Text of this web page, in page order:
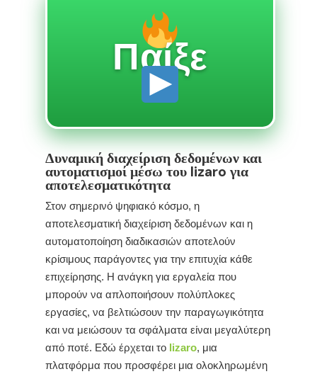
Παίξε
Δυναμική διαχείριση δεδομένων και
αυτοματισμοί μέσω του lizaro για
αποτελεσματικότητα
Στον σημερινό ψηφιακό κόσμο, η
αποτελεσματική διαχείριση δεδομένων και η
αυτοματοποίηση διαδικασιών αποτελούν
κρίσιμους παράγοντες για την επιτυχία κάθε
επιχείρησης. Η ανάγκη για εργαλεία που
μπορούν να απλοποιήσουν πολύπλοκες
εργασίες, να βελτιώσουν την παραγωγικότητα
και να μειώσουν τα σφάλματα είναι μεγαλύτερη
από ποτέ. Εδώ έρχεται το lizaro, μια
πλατφόρμα που προσφέρει μια ολοκληρωμένη